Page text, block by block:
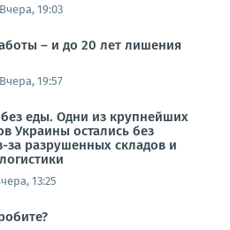
Вчера, 19:03
– и до 20 лет лишения
Вчера, 19:57
без еды. Одни из крупнейших
Украины остались без
за разрушенных складов и
13:25